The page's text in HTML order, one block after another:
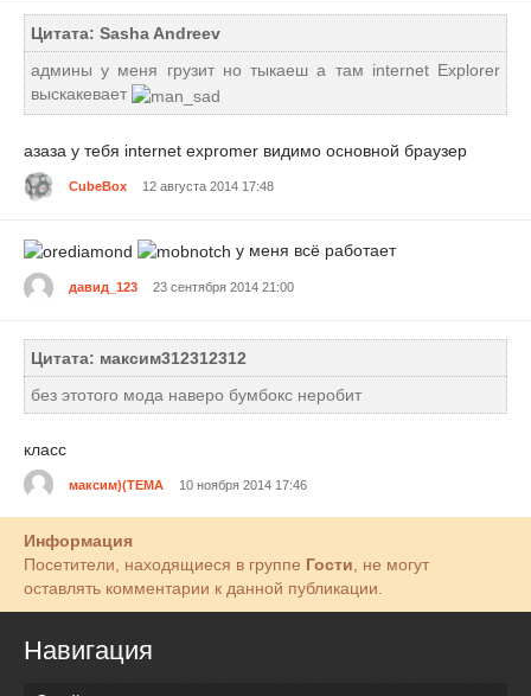
Цитата: Sasha Andreev
админы у меня грузит но тыкаеш а там internet Explorer
выскакевает
азаза у тебя internet expromer видимо основной браузер
CubeBox 12 августа 2014 17:48
у меня всё работает
давид_123 23 сентября 2014 21:00
Цитата: максим312312312
без этотого мода наверо бумбокс неробит
класс
максим)(ТЕМА 10 ноября 2014 17:46
Информация
Посетители, находящиеся в группе Гости, не могут
оставлять комментарии к данной публикации.
Навигация